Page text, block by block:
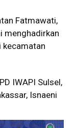
Fatmawati,
menghadirkan
kecamatan
IWAPI Sulsel,
Isnaeni